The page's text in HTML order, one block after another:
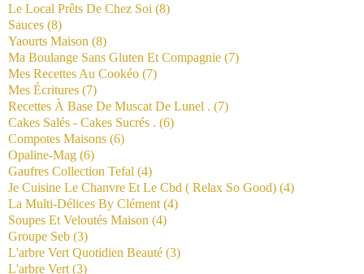
Le Local Prêts De Chez Soi (8)
Sauces (8)
Yaourts Maison (8)
Ma Boulange Sans Gluten Et Compagnie (7)
Mes Recettes Au Cookéo (7)
Mes Écritures (7)
Recettes À Base De Muscat De Lunel . (7)
Cakes Salés - Cakes Sucrés . (6)
Compotes Maisons (6)
Opaline-Mag (6)
Gaufres Collection Tefal (4)
Je Cuisine Le Chanvre Et Le Cbd ( Relax So Good) (4)
La Multi-Délices By Clément (4)
Soupes Et Veloutés Maison (4)
Groupe Seb (3)
L'arbre Vert Quotidien Beauté (3)
L'arbre Vert (3)